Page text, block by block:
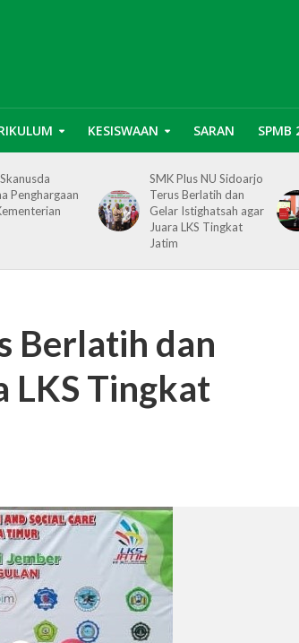
KESISWAAN SARAN SPMB
Penghargaan
SMK Plus NU Sidoarjo
Terus Berlatih dan
Gelar Istighatsah agar
Juara LKS Tingkat
Jatim
Berlatih dan
LKS Tingkat